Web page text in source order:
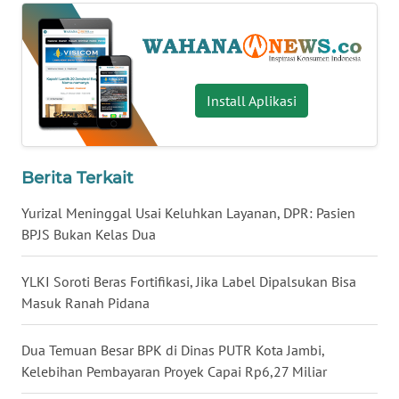
Install Aplikasi
Berita Terkait
Yurizal Meninggal Usai Keluhkan Layanan, DPR: Pasien
BPJS Bukan Kelas Dua
YLKI Soroti Beras Fortifikasi, Jika Label Dipalsukan Bisa
Masuk Ranah Pidana
Dua Temuan Besar BPK di Dinas PUTR Kota Jambi,
Kelebihan Pembayaran Proyek Capai Rp6,27 Miliar
WN
BABEL
WN
SUMBAR
SUMSEL
WN
BENGKULU
WN
LAMPUNG
WN
JATENG